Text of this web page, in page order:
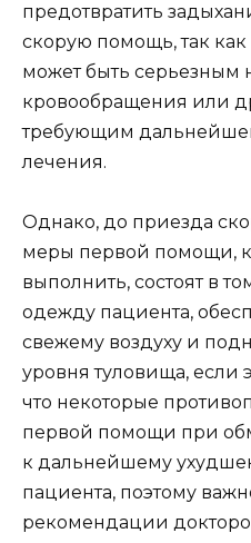
предотвратить
скорую помощь, так
может быть серьезным
кровообращения или
требующим
лечения.
Однако, до приезда
меры первой помощи,
выполнить, состоят в
одежду пациента,
свежему воздуху и
уровня туловища, если
что некоторые
первой помощи при
к дальнейшему
пациента, поэтому
рекомендации